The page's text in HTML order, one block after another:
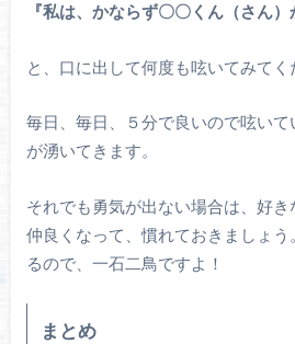
『私は、かならず〇〇くん（さん）
と、口に出して何度も呟いてみてく
毎日、毎日、５分で良いので呟い
が湧いてきます。
それでも勇気が出ない場合は、好き
仲良くなって、慣れておきましょ
るので、一石二鳥ですよ！
まとめ